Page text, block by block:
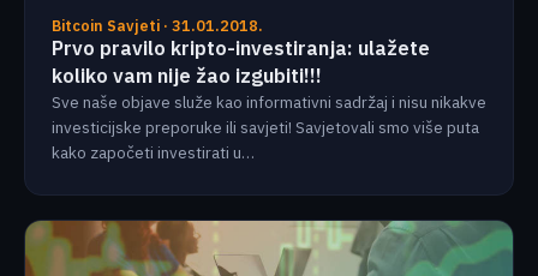
Bitcoin Savjeti · 31.01.2018.
Prvo pravilo kripto-investiranja: ulažete
koliko vam nije žao izgubiti!!!
Sve naše objave služe kao informativni sadržaj i nisu nikakve
investicijske preporuke ili savjeti! Savjetovali smo više puta
kako započeti investirati u…